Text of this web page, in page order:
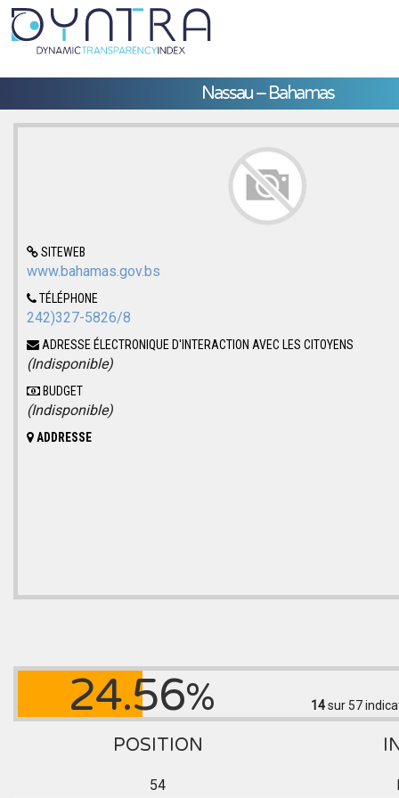
Nassau – Bahamas
SITEWEB
www.bahamas.gov.bs
TÉLÉPHONE
242)327-5826/8
ADRESSE ÉLECTRONIQUE D'INTERACTION AVEC LES CITOYENS
(Indisponible)
BUDGET
(Indisponible)
ADDRESSE
24.56% 14sur 57
POSITION
54